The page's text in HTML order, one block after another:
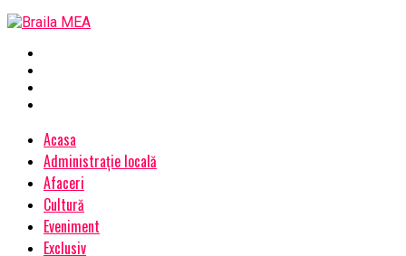
Acasa
Administrație locală
Afaceri
Cultură
Eveniment
Exclusiv